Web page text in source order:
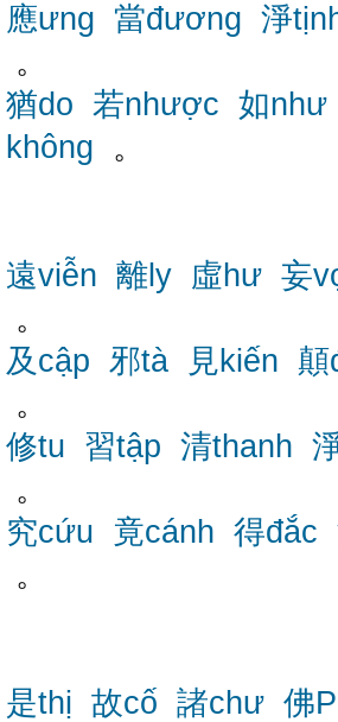
應ưng 當đương 淨
。
猶do 若nhược 如như
không 。
遠viễn 離ly 虛hư 妄
。
及cập 邪tà 見kiến 顛
。
修tu 習tập 清thanh
。
究cứu
竟cánh 得đắc
。
是thị 故cố 諸chư 佛